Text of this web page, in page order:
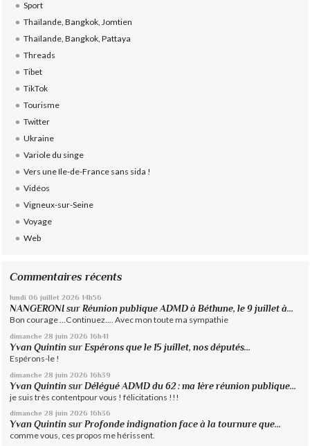
Sport
Thaïlande, Bangkok, Jomtien
Thaïlande, Bangkok, Pattaya
Threads
Tibet
TikTok
Tourisme
Twitter
Ukraine
Variole du singe
Vers une Ile-de-France sans sida !
Vidéos
Vigneux-sur-Seine
Voyage
Web
Commentaires récents
lundi 06 juillet 2026 14h56
NANGERONI surRéunion publique ADMD à Béthune, le 9 juillet à...
Bon courage ...Continuez.... Avec mon toute ma sympathie
dimanche 28 juin 2026 16h41
Yvan Quintin surEspérons que le 15 juillet, nos députés...
Espérons-le !
dimanche 28 juin 2026 16h39
Yvan Quintin surDélégué ADMD du 62 : ma 1ère réunion publique...
je suis très contentpour vous ! félicitations !!!
dimanche 28 juin 2026 16h36
Yvan Quintin surProfonde indignation face à la tournure que...
comme vous, ces propos me hérissent.